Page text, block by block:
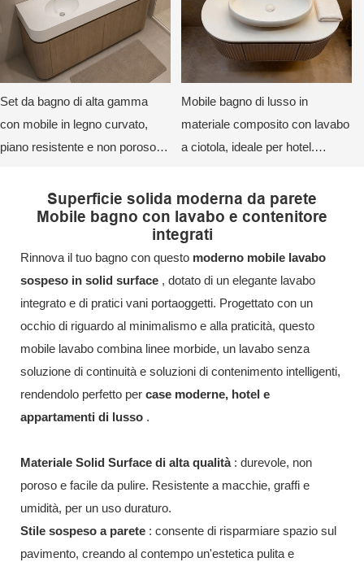
Set da bagno di alta gamma
con mobile in legno curvato,
piano resistente e non poroso e
Mobile bagno di lusso in
materiale composito con lavabo
a ciotola, ideale per hotel.
misura.
Superficie solida moderna da parete
Mobile bagno con lavabo e contenitore
integrati
Rinnova il tuo bagno con questo moderno mobile lavabo
sospeso in solid surface , dotato di un elegante lavabo
integrato e di pratici vani portaoggetti. Progettato con un
occhio di riguardo al minimalismo e alla praticità, questo
mobile lavabo combina linee morbide, un lavabo senza
soluzione di continuità e soluzioni di contenimento intelligenti,
rendendolo perfetto per case moderne, hotel e
appartamenti di lusso .
Materiale Solid Surface di alta qualità: durevole, non
poroso e facile da pulire. Resistente a macchie, graffi e
umidità, per un uso duraturo.
Stile sospeso a parete : consente di risparmiare spazio sul
pavimento, creando al contempo un'estetica pulita e